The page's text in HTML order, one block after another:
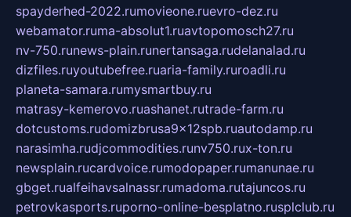
spayderhed-2022.rumovieone.ruevro-dez.ru
webamator.ruma-absolut1.ruavtopomosch27.ru
nv-750.runews-plain.runertansaga.rudelanalad.ru
dizfiles.ruyoutubefree.ruaria-family.ruroadli.ru
planeta-samara.rumysmartbuy.ru
matrasy-kemerovo.ruashanet.rutrade-farm.ru
dotcustoms.rudomizbrusa9x12spb.ruautodamp.ru
narasimha.rudjcommodities.runv750.rux-ton.ru
newsplain.rucardvoice.rumodopaper.rumanunae.ru
gbget.rualfeihavsalnassr.rumadoma.rutajuncos.ru
petrovkasports.ruporno-online-besplatno.rusplclub.ru